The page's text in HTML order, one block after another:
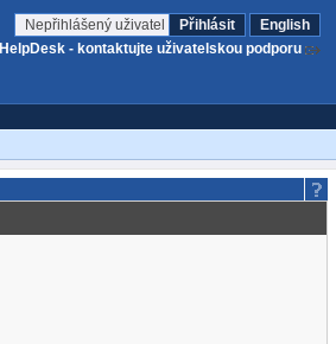
Nepřihlášený uživatel Přihlásit
English
HelpDesk - kontaktujte uživatelskou podporu